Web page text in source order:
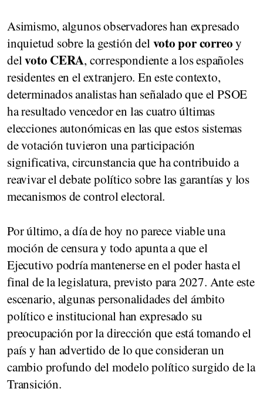
Asimismo, algunos observadores han expresado
inquietud sobre la gestión del voto por correoy
delvoto CERA, correspondiente a los españoles
residentes en el extranjero. En este contexto,
determinados analistas han señalado que el PSOE
ha resultado vencedor en las cuatro últimas
elecciones autonómicas en las que estos sistemas
de votación tuvieron una participación
significativa, circunstancia que ha contribuido a
reavivar el debate político sobre las garantías y los
mecanismos de control electoral.
Por último, a día de hoy no parece viable una
moción de censura y todo apunta a que el
Ejecutivo podría mantenerse en el poder hasta el
final de la legislatura, previsto para 2027. Ante este
escenario, algunas personalidades del ámbito
político e institucional han expresado su
preocupación por la dirección que está tomando el
país y han advertido de lo que consideran un
cambio profundo del modelo político surgido de la
Transición.